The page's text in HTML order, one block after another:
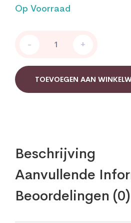
Op Voorraad
Curcuma
rhizoma
extract
(Biocurcumine)
- +
TOEVOEGEN AAN
Beschrijving
Aanvullende
Beoordelingen (0)